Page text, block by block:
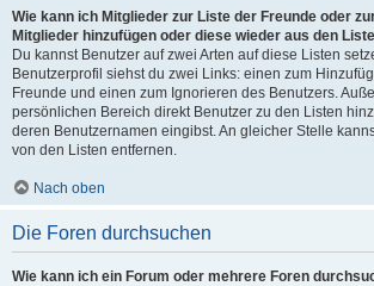
Wie kann ich Mitglieder zur Liste der Freunde oder
Mitglieder hinzufügen oder diese wieder aus den
Du kannst Benutzer auf zwei Arten auf diese Listen
Benutzerprofil siehst du zwei Links: einen zum
Freunde und einen zum Ignorieren des Benutzers.
persönlichen Bereich direkt Benutzer zu den Listen
deren Benutzernamen eingibst. An gleicher Stelle
von den Listen entfernen.
Nach oben
Die Foren durchsuchen
Wie kann ich ein Forum oder mehrere Foren